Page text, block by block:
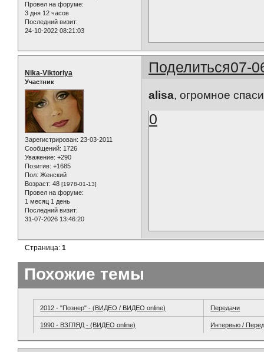
Провел на форуме:
3 дня 12 часов
Последний визит:
24-10-2022 08:21:03
Поделиться07-
Nika-Viktoriya
Участник
Зарегистрирован: 23-03-2011
Сообщений: 1726
Уважение: +290
Позитив: +1685
Пол: Женский
Возраст: 48 [1978-01-13]
Провел на форуме:
1 месяц 1 день
Последний визит:
31-07-2026 13:46:20
alisa, огромное
0
Страница:1
Похожие темы
2012 - "Познер" - (ВИДЕО / ВИДЕО online) Передачи
1990 - ВЗГЛЯД - (ВИДЕО online) Интервью /